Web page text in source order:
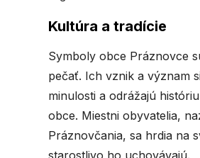
Kultúra a tradície
Symboly obce Práznovce
pečať. Ich vznik a význam
minulosti a odrážajú
obce. Miestni obyvatelia,
Práznovčania, sa hrdia na
starostlivo ho uchovávajú.